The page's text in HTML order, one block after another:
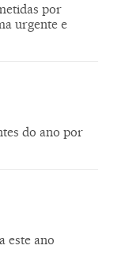
por
urgente e
do ano por
este ano